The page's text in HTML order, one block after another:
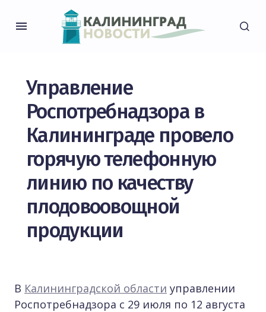
Управление
Роспотребнадзора в
Калининграде провело
горячую телефонную
линию по качеству
плодовоовощной
продукции
В Калининградской области управлении
Роспотребнадзора с 29 июля по 12 августа